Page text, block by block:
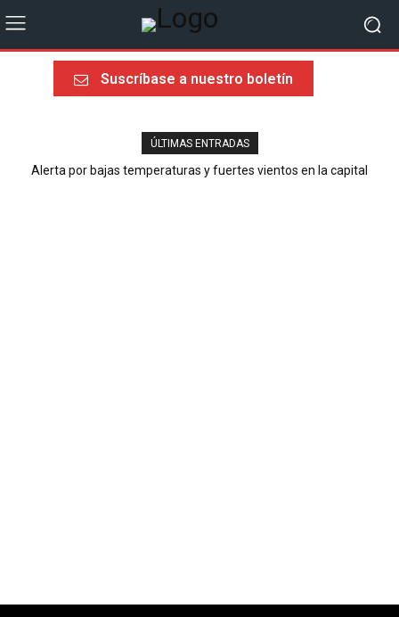
Suscríbase a nuestro boletín
ÚLTIMAS ENTRADAS
Alerta por bajas temperaturas y fuertes vientos en la capital